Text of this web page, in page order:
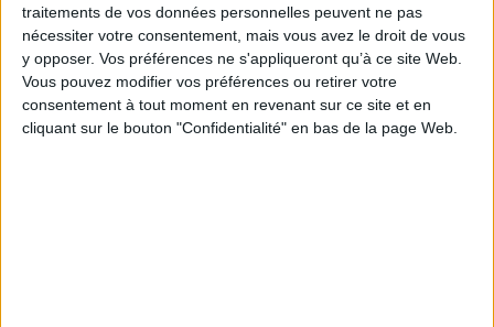
traitements de vos données personnelles peuvent ne pas
nécessiter votre consentement, mais vous avez le droit de vous
y opposer. Vos préférences ne s'appliqueront qu’à ce site Web.
Vous pouvez modifier vos préférences ou retirer votre
consentement à tout moment en revenant sur ce site et en
cliquant sur le bouton "Confidentialité" en bas de la page Web.
Je m'inscris sur Archimag.com